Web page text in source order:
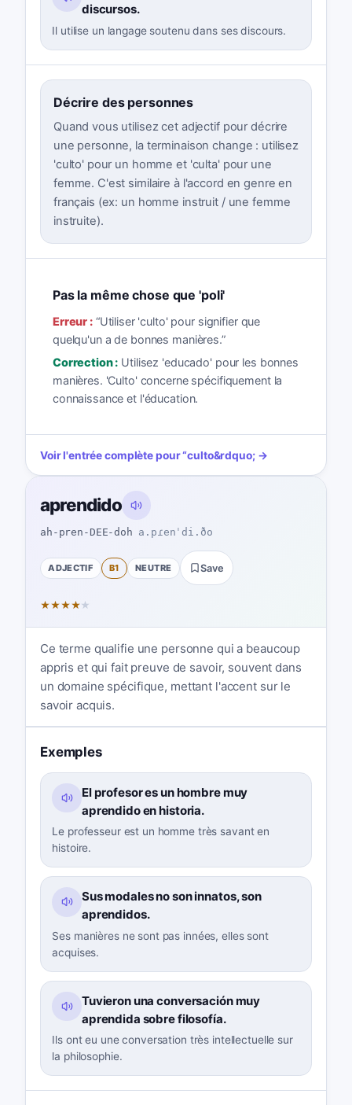
discursos.
Il utilise un langage soutenu dans ses discours.
Décrire des personnes
Quand vous utilisez cet adjectif pour décrire
une personne, la terminaison change : utilisez
'culto' pour un homme et 'culta' pour une
femme. C'est similaire à l'accord en genre en
français (ex: un homme instruit / une femme
instruite).
Pas la même chose que 'poli'
Erreur :“Utiliser 'culto' pour signifier que
quelqu'un a de bonnes manières.”
Correction : Utilisez 'educado' pour les bonnes
manières. 'Culto' concerne spécifiquement la
connaissance et l'éducation.
Voir l'entrée complète pour“culto&rdquo; →
aprendido
ah-pren-DEE-doh a.pɾenˈdi.ðo
ADJECTIF B1 NEUTRE Save
★★★★★
Ce terme qualifie une personne qui a beaucoup
appris et qui fait preuve de savoir, souvent dans
un domaine spécifique, mettant l'accent sur le
savoir acquis.
Exemples
El profesor es un hombre muy
aprendido en historia.
Le professeur est un homme très savant en
histoire.
Sus modales no son innatos, son
aprendidos.
Ses manières ne sont pas innées, elles sont
acquises.
Tuvieron una conversación muy
aprendida sobre filosofía.
Ils ont eu une conversation très intellectuelle sur
la philosophie.